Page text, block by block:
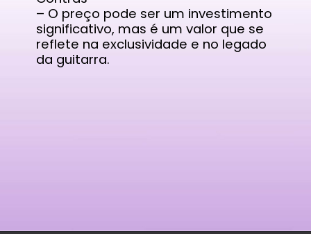
– O preço pode ser um investimento
significativo, mas é um valor que se
reflete na exclusividade e no legado
da guitarra.